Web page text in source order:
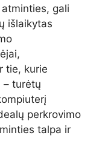
gali
išlaikytas
tie, kurie
– turėtų
perkrovimo
talpa ir